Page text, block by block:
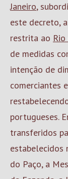
Janeiro,
este decreto,
restrita ao
de medidas
intenção de
comerciantes
portugueses.
transferidos
estabelecidos
do Paço, a